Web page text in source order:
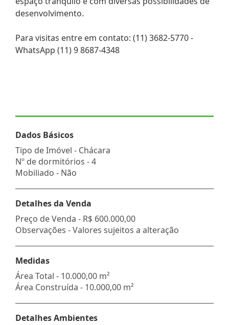
desenvolvimento.
Para visitas entre em contato: (11) 3682-5770 -
WhatsApp (11) 9 8687-4348
Dados Básicos
Tipo de Imóvel - Chácara
Nº de dormitórios - 4
Mobiliado - Não
Detalhes da Venda
Preço de Venda - R$ 600.000,00
Observações - Valores sujeitos a alteração
Medidas
Área Total - 10.000,00 m²
Área Construída - 10.000,00 m²
Detalhes Ambientes